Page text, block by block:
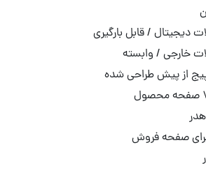
/ قابل بارگیری
خارجی / وابسته